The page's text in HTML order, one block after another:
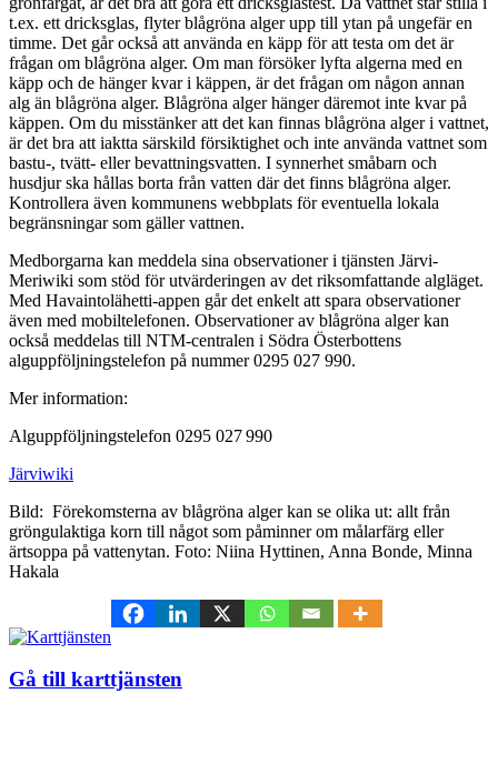
t.ex. ett dricksglas, flyter blågröna alger upp till ytan på ungefär en
timme. Det går också att använda en käpp för att testa om det är
frågan om blågröna alger. Om man försöker lyfta algerna med en
käpp och de hänger kvar i käppen, är det frågan om någon annan
alg än blågröna alger. Blågröna alger hänger däremot inte kvar på
käppen. Om du misstänker att det kan finnas blågröna alger i vattnet,
är det bra att iaktta särskild försiktighet och inte använda vattnet som
bastu-, tvätt- eller bevattningsvatten. I synnerhet småbarn och
husdjur ska hållas borta från vatten där det finns blågröna alger.
Kontrollera även kommunens webbplats för eventuella lokala
begränsningar som gäller vattnen.
Medborgarna kan meddela sina observationer i tjänsten Järvi-
Meriwiki som stöd för utvärderingen av det riksomfattande algläget.
Med Havaintolähetti-appen går det enkelt att spara observationer
även med mobiltelefonen. Observationer av blågröna alger kan
också meddelas till NTM-centralen i Södra Österbottens
alguppföljningstelefon på nummer 0295 027 990.
Mer information:
Alguppföljningstelefon 0295 027 990
Järviwiki
Bild: Förekomsterna av blågröna alger kan se olika ut: allt från
gröngulaktiga korn till något som påminner om målarfärg eller
ärtsoppa på vattenytan. Foto: Niina Hyttinen, Anna Bonde, Minna
Hakala
Gå till karttjänsten